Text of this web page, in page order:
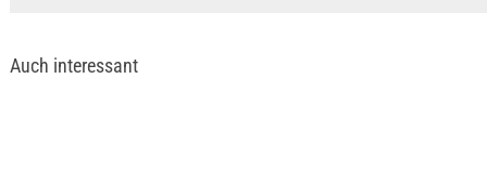
Auch interessant